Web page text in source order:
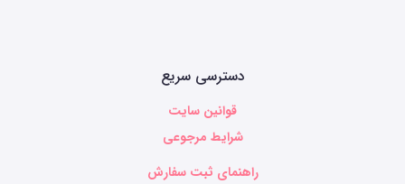
دسترسی سریع
قوانین سایت
شرایط مرجوعی
راهنمای ثبت سفارش